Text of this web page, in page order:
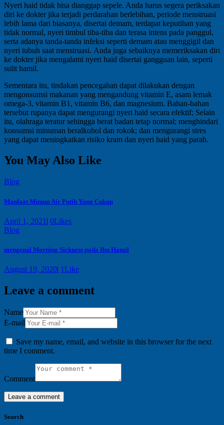
Nyeri haid tidak bisa dianggap sepele. Anda harus segera periksakan
diri ke dokter jika terjadi perdarahan berlebihan, periode menstruasi
lebih lama dari biasanya, disertai demam, terdapat keputihan yang
tidak normal, nyeri timbul tiba-tiba dan terasa intens pada panggul,
serta adanya tanda-tanda infeksi seperti demam atau menggigil dan
nyeri tubuh saat menstruasi. Anda juga sebaiknya memeriksakan diri
ke dokter jika mengalami nyeri haid disertai gangguan lain, seperti
sulit hamil.
Sementara itu, tindakan pencegahan dapat dilakukan dengan
mengonsumsi makanan yang mengandung vitamin E, asam lemak
omega-3, vitamin B1, vitamin B6, dan magnesium. Bahan-bahan
tersebut rupanya dapat mengurangi nyeri haid secara efektif; Selain
itu, olahraga teratur sehingga berat badan tetap normal; menghindari
konsumsi minuman beralkohol dan rokok; dan mengurangi stres
yang dapat meningkatkan risiko kram dan nyeri haid yang parah.
You May Also Like
Blog
Manfaat Minum Air Putih Yang Cukup
April 1, 2021 | 0Likes
Blog
mengenal Morning Sickness pada Ibu Hamil
August 19, 2020| 1 Like
Leave a comment
Name
E-mail
Save my name, email, and website in this browser for the next
time I comment.
Comment
Search